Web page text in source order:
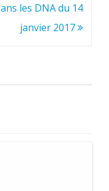
les DNA du 14
janvier 2017